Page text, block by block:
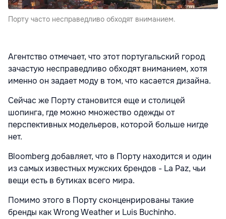
Порту часто несправедливо обходят вниманием.
Агентство отмечает, что этот португальский город
зачастую несправедливо обходят вниманием, хотя
именно он задает моду в том, что касается дизайна.
Сейчас же Порту становится еще и столицей
шопинга, где можно множество одежды от
перспективных модельеров, которой больше нигде
нет.
Bloomberg добавляет, что в Порту находится и один
из самых известных мужских брендов - La Paz, чьи
вещи есть в бутиках всего мира.
Помимо этого в Порту сконценрированы такие
бренды как Wrong Weather и Luis Buchinho.